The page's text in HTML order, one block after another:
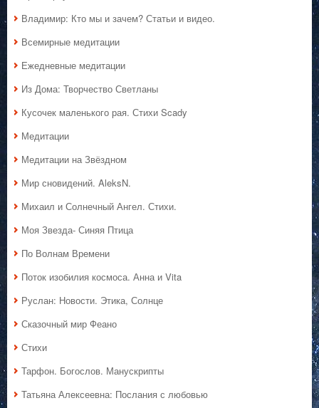
Владимир: Кто мы и зачем? Статьи и видео.
Всемирные медитации
Ежедневные медитации
Из Дома: Творчество Светланы
Кусочек маленького рая. Стихи Scady
Медитации
Медитации на Звёздном
Мир сновидений. AleksN.
Михаил и Солнечный Ангел. Стихи.
Моя Звезда- Синяя Птица
По Волнам Времени
Поток изобилия космоса. Анна и Vita
Руслан: Новости. Этика, Солнце
Сказочный мир Феано
Стихи
Тарфон. Богослов. Манускрипты
Татьяна Алексеевна: Послания с любовью